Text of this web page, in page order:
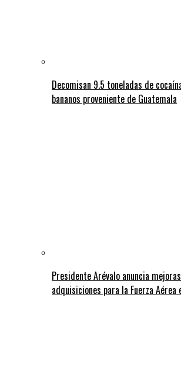
Decomisan 9.5 toneladas de
bananos proveniente de Guatemala
Presidente Arévalo anuncia
adquisiciones para la Fuerza